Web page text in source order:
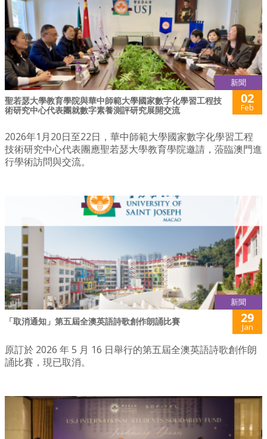
新聞
聖若瑟大學教育學院與華中師範大學國家數字化學習工程技
術研究中心代表團就數字素養測評研究展開交流
02
Feb
2026年1月20日至22日，華中師範大學國家數字化學習工程
技術研究中心代表團應聖若瑟大學教育學院邀請，蒞臨澳門進
行學術訪問與交流。
新聞
「取消通知」第五屆全澳英語詩歌創作朗誦比賽 29
Jan
原訂於 2026 年 5 月 16 日舉行的第五屆全澳英語詩歌創作朗
誦比賽，現已取消。